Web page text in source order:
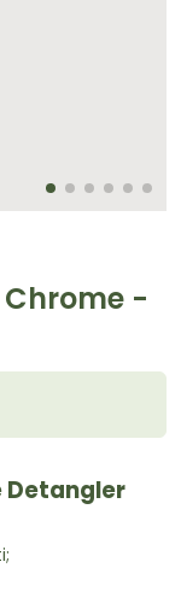
-
Detangler